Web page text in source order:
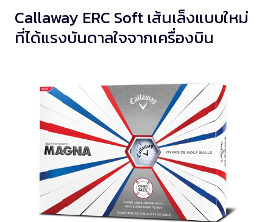
Callaway ERC Soft เส้นเล็งแบบใหม่
ที่ได้แรงบันดาลใจจากเครื่องบิน